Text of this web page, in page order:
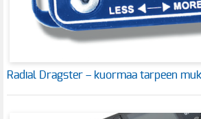
Radial Dragster – kuormaa tarpeen